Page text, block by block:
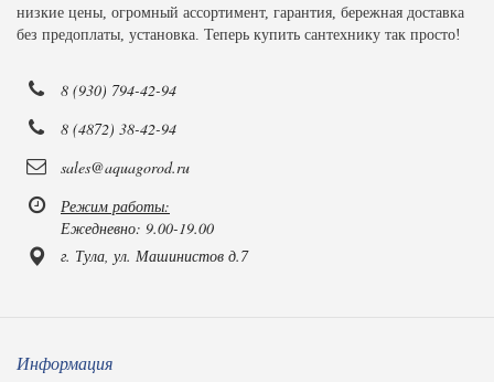
низкие цены, огромный ассортимент, гарантия, бережная доставка
без предоплаты, установка. Теперь купить сантехнику так просто!
8 (930) 794-42-94
8 (4872) 38-42-94
sales@aquagorod.ru
Режим работы:
Ежедневно: 9.00-19.00
г. Тула, ул. Машинистов д.7
Информация